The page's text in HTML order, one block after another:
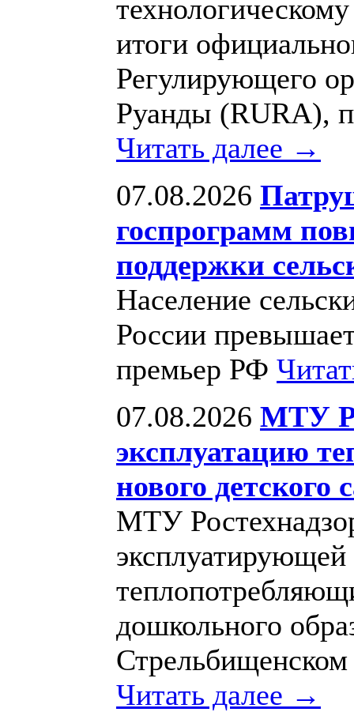
итоги
Регулирующего
Руанды (RURA),
Читать далее →
07.08.2026
госпрограмм
поддержки
Население
России
премьер РФ
07.08.2026 МТУ
эксплуатацию
нового детского
МТУ
эксплуатирующей
дошкольного
Читать далее →